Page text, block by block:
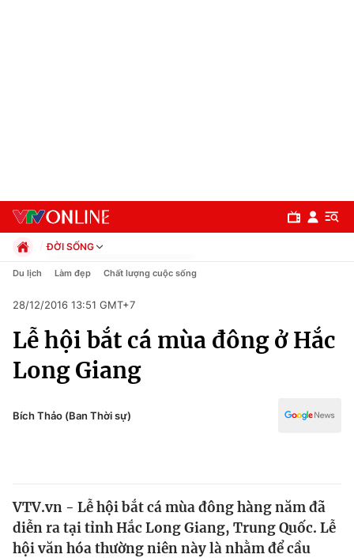
Chuyên mục
Chính trị
Thế giới
ĐỜI SỐNG
Chính trị
Pháp luật
Kinh tế
Thể thao
Truyền hình
Y tế
Du lịch Làm đẹp Chất lượng cuộc sống
28/12/2016 13:51 GMT+7
Lễ hội bắt cá mùa đông ở Hắc
Long Giang
Bích Thảo (Ban Thời sự)
VTV.vn - Lễ hội bắt cá mùa đông hàng năm đã
diễn ra tại tỉnh Hắc Long Giang, Trung Quốc. Lễ
hội văn hóa thường niên này là nhằm để cầu